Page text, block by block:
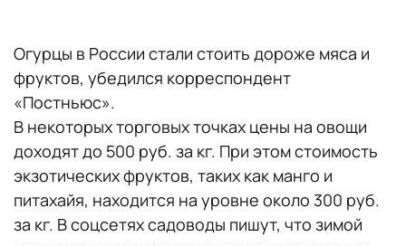
Огурцы в России стали стоить дороже мяса и
фруктов, убедился корреспондент
«Постньюс».
В некоторых торговых точках цены на овощи
доходят до 500 руб. за кг. При этом стоимость
экзотических фруктов, таких как манго и
питахайя, находится на уровне около 300 руб.
за кг. В соцсетях садоводы пишут, что зимой